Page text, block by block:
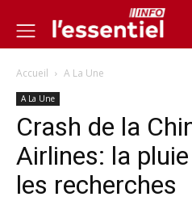
Accueil A La Une
A La Une
Crash de la
Airlines: la
les recherches